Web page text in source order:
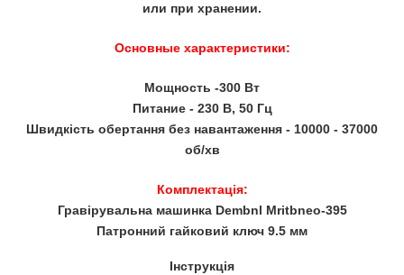
или при хранении.
Основные характеристики:
Мощность -300 Вт
Питание - 230 В, 50 Гц
Швидкість обертання без навантаження - 10000 - 37000
об/хв
Комплектація:
Гравірувальна машинка Dembnl Mritbneo-395
Патронний гайковий ключ 9.5 мм
Інструкція